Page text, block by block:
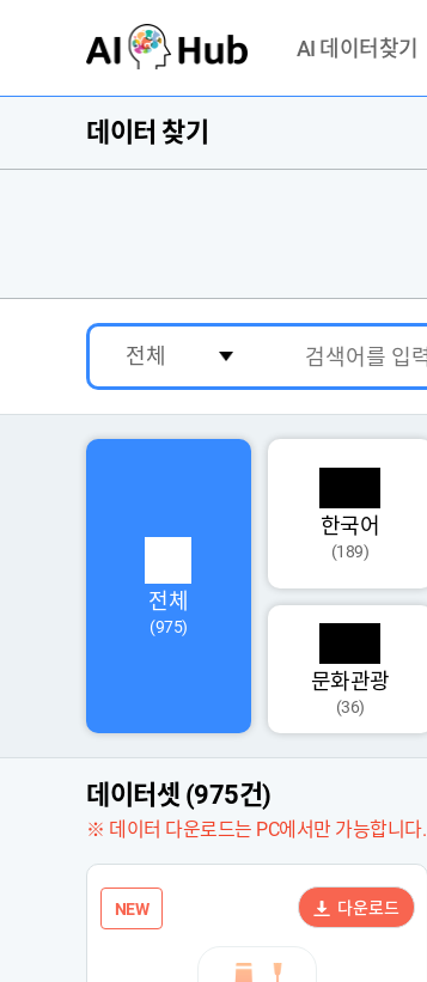
AI 데이터찾기
기관 제공 데이터
데이터 찾기
전체
(975)
한국어
(189)
문화관광
(36)
데이터셋 (975건)
※ 데이터 다운로드는 PC에서만 가능합니다.
NEW 다운로드